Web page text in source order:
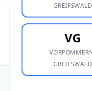
GREIFSWALD
VG
GREIFSWALD